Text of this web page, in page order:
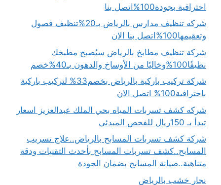
احترافية بجودة100%اتصل بنا
شركه تنظيف مدارس بالرياض بـ20%تنظيف فصول
وتعقيمها100%اتصل بنا الان
شركة تنظيف مطابخ بالرياض سيُصبح مطبخك
نظيفًا100%وخاليًا من الأوساخ والدهون بـ40%خصم
شركة تركيب باركية بالرياض بخصم33% لتركيب باركية
باحترافية100% اتصل الان
شركه كشف تسربات المياه بحي الملك عبدالعزيز اسعار
تبدأ بـ 150ريال للفحص المبدئي
شركة كشف تسربات المسابح بالرياض..علاج تسريب
المسابح..كشف تسربات المسابح بأحدث التقنيات ودقة
متناهية..صيانة المسابح بضمان الجودة
نجار خشب بالرياض